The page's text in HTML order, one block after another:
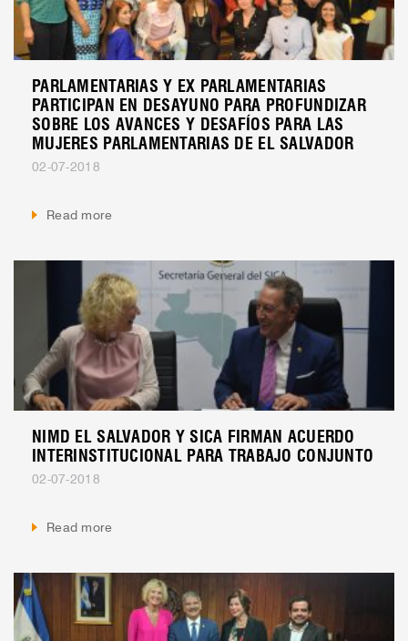
PARLAMENTARIAS Y EX PARLAMENTARIAS
PARTICIPAN EN DESAYUNO PARA PROFUNDIZAR
SOBRE LOS AVANCES Y DESAFÍOS PARA LAS
MUJERES PARLAMENTARIAS DE EL SALVADOR
02-07-2018
Read more
NIMD EL SALVADOR Y SICA FIRMAN ACUERDO
INTERINSTITUCIONAL PARA TRABAJO CONJUNTO
02-07-2018
Read more